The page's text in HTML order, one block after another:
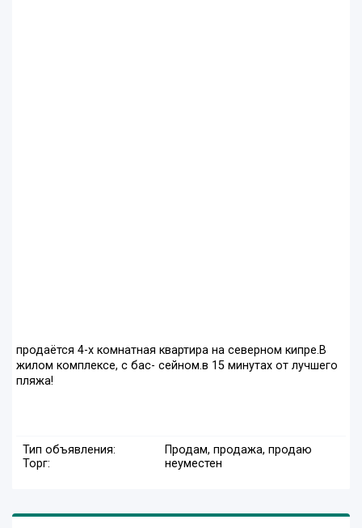
продаётся 4-х комнатная квартира на северном кипре.В
жилом комплексе, с бас- сейном.в 15 минутах от лучшего
пляжа!
Тип объявления:
Продам, продажа, продаю
Торг:
неуместен